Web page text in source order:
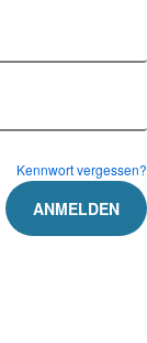
Kennwort vergessen?